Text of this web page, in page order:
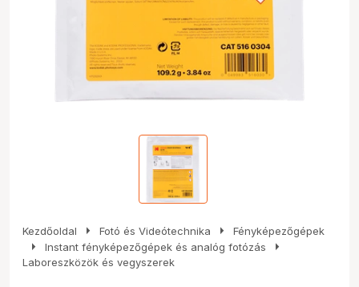
Kezdőoldal arrow_right Fotó és Videótechnika arrow_right Fényképezőgépek
arrow_right Instant fényképezőgépek és analóg fotózás arrow_right
Laboreszközök és vegyszerek